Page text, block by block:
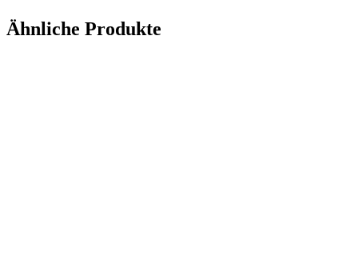
Ähnliche Produkte